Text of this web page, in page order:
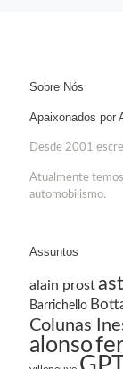
Sobre Nós
Apaixonados por
Desde 2001
Atualmente
automobilismo.
Assuntos
alain prost
Barrichello
Colunas
alonso